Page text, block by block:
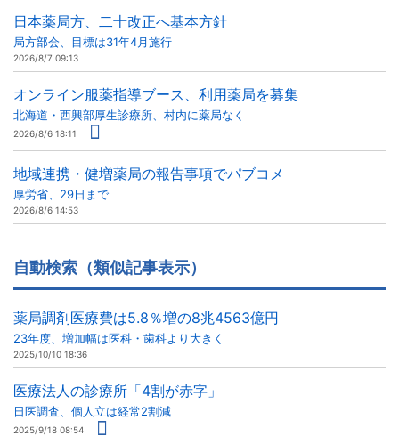
日本薬局方、二十改正へ基本方針
局方部会、目標は31年4月施行
2026/8/7 09:13
オンライン服薬指導ブース、利用薬局を募集
北海道・西興部厚生診療所、村内に薬局なく
2026/8/6 18:11
地域連携・健増薬局の報告事項でパブコメ
厚労省、29日まで
2026/8/6 14:53
自動検索（類似記事表示）
薬局調剤医療費は5.8％増の8兆4563億円
23年度、増加幅は医科・歯科より大きく
2025/10/10 18:36
医療法人の診療所「4割が赤字」
日医調査、個人立は経常2割減
2025/9/18 08:54